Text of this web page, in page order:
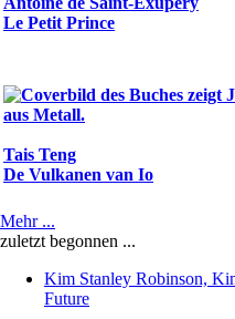
Le Petit Prince
Tais Teng
De Vulkanen van Io
Mehr ...
zuletzt begonnen ...
Kim Stanley Robinson,
Future